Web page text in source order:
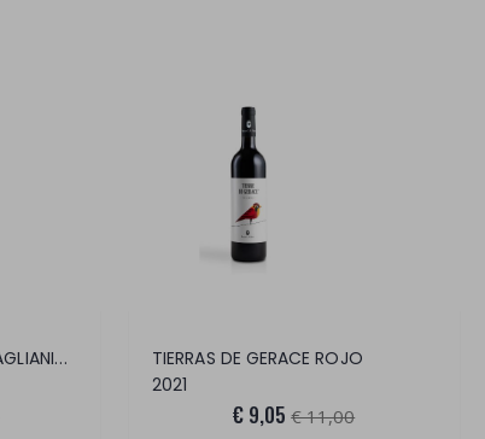
TIERRA DEL VARO IRPINIA AGLIANICO DOC
TIERRAS DE GERACE ROJO
2021
€ 9,05 € 11,00